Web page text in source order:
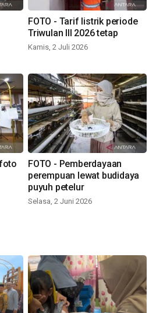
FOTO - Tarif listrik periode
Triwulan III 2026 tetap
Kamis, 2 Juli 2026
FOTO - Pemberdayaan
perempuan lewat budidaya
puyuh petelur
Selasa, 2 Juni 2026